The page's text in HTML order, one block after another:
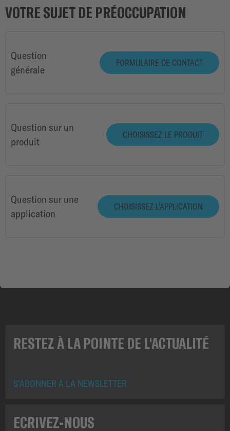
VOTRE SUJET DE PRÉOCCUPATION
Question
générale
FORMULAIRE DE CONTACT
Question sur un
produit
CHOISISSEZ LE PRODUIT
Question sur une
application
CHOISISSEZ L'APPLICATION
RESTEZ À LA POINTE DE L'ACTUALITÉ
S'ABONNER À LA NEWSLETTER
ECRIVEZ-NOUS